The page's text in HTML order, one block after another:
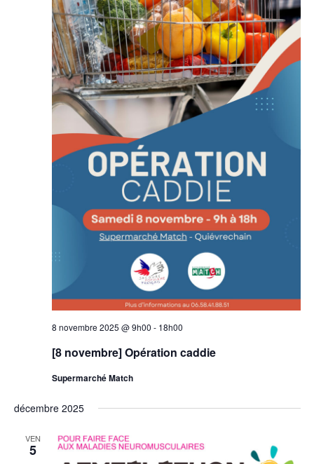
8 novembre 2025 @ 9h00 - 18h00
[8 novembre] Opération caddie
Supermarché Match
décembre 2025
VEN
5